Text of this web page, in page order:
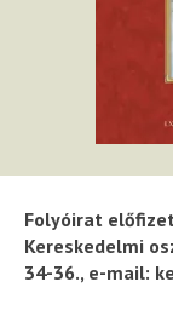
Folyóirat
Kereskedelmi
34-36., e-mail: